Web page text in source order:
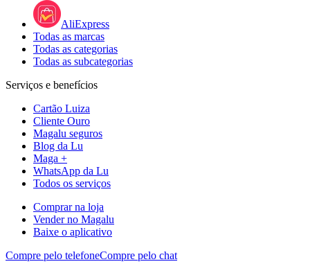
AliExpress
Todas as marcas
Todas as categorias
Todas as subcategorias
Serviços e benefícios
Cartão Luiza
Cliente Ouro
Magalu seguros
Blog da Lu
Maga +
WhatsApp da Lu
Todos os serviços
Comprar na loja
Vender no Magalu
Baixe o aplicativo
Compre pelo telefoneCompre pelo chat